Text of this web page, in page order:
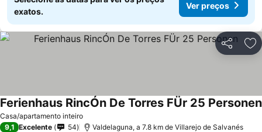
exatos.
Ver preços
Partilhar
Casa/apartamento inteiro
Ferienhaus RincÓn De Torres FÜr 25 Personen
9,1 Excelente 54 Valdelaguna, a 7.8 km de Villarejo de Salvanés